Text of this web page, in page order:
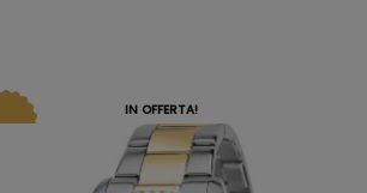
IN OFFERTA!